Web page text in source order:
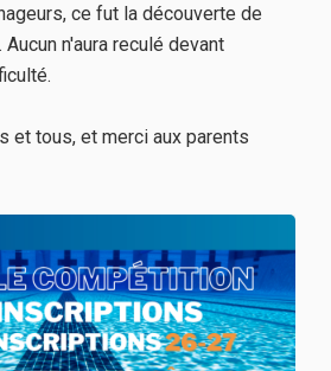
ce fut la découverte de
n'aura reculé devant
et tous, et merci aux parents